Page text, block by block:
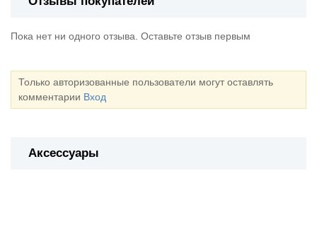
Пока нет ни одного отзыва. Оставьте отзыв первым
Только авторизованные пользователи могут оставлять
комментарии Вход
Аксессуары